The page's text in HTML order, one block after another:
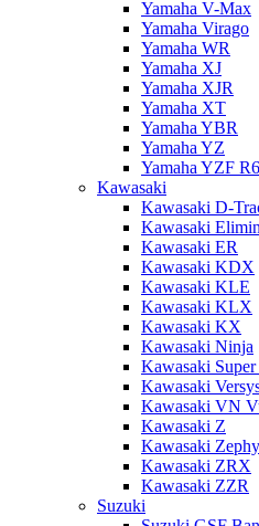
Yamaha V-Max
Yamaha Virago
Yamaha WR
Yamaha XJ
Yamaha XJR
Yamaha XT
Yamaha YBR
Yamaha YZ
Yamaha YZF
Kawasaki
Kawasaki D-
Kawasaki
Kawasaki ER
Kawasaki KDX
Kawasaki KLE
Kawasaki KLX
Kawasaki KX
Kawasaki Ninja
Kawasaki Super
Kawasaki
Kawasaki VN
Kawasaki Z
Kawasaki
Kawasaki ZRX
Kawasaki ZZR
Suzuki